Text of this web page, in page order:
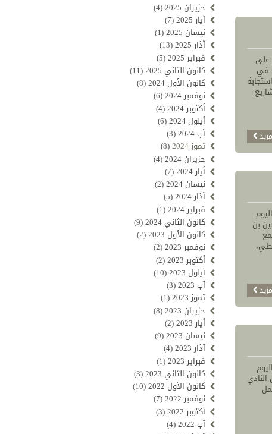
على
في
بن
حزيران 2025
(4)
أيار 2025
(7)
نيسان 2025
(1)
آذار 2025
(13)
فبراير 2025
(5)
كانون الثاني 2025
(11)
كانون الأول 2024
(8)
نوفمبر 2024
(6)
أكتوبر 2024
(4)
أيلول 2024
(6)
آب 2024
(3)
تموز 2024
(8)
حزيران 2024
(4)
أيار 2024
(7)
نيسان 2024
(2)
آذار 2024
(5)
فبراير 2024
(1)
كانون الثاني 2024
(9)
كانون الأول 2023
(2)
نوفمبر 2023
(2)
أكتوبر 2023
(2)
أيلول 2023
(10)
آب 2023
(3)
تموز 2023
(1)
حزيران 2023
(8)
أيار 2023
(2)
نيسان 2023
(9)
آذار 2023
(4)
فبراير 2023
(1)
كانون الثاني 2023
(3)
كانون الأول 2022
(10)
نوفمبر 2022
(7)
أكتوبر 2022
(3)
آب 2022
(4)